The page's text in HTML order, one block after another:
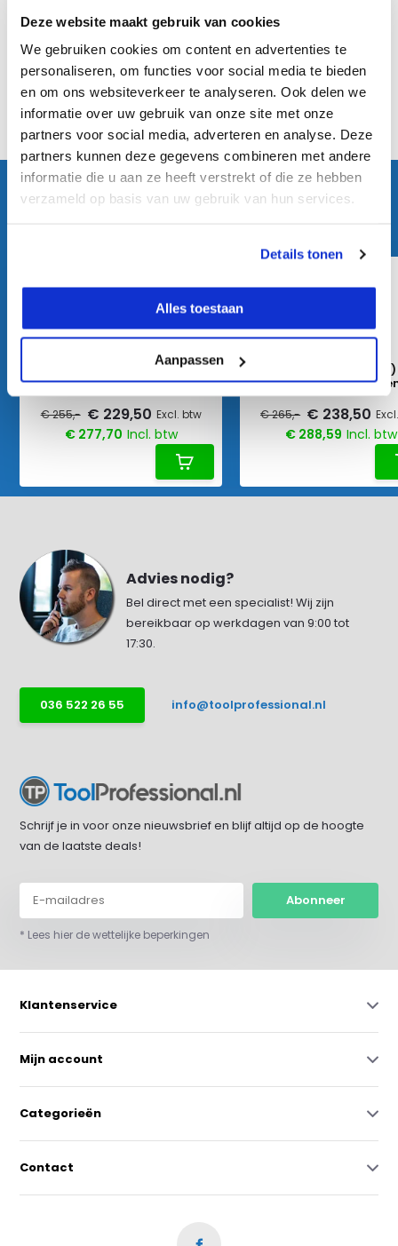
Deze website maakt gebruik van cookies
We gebruiken cookies om content en advertenties te
personaliseren, om functies voor social media te bieden
en om ons websiteverkeer te analyseren. Ook delen we
informatie over uw gebruik van onze site met onze
partners voor social media, adverteren en analyse. Deze
partners kunnen deze gegevens combineren met andere
informatie die u aan ze heeft verstrekt of die ze hebben
verzameld op basis van uw gebruik van hun services.
Details tonen
Alles toestaan
Aanpassen
Specificaties
Reviews
Delen
KIJK OOK HIER EENS NAAR
Leica NA320 (20x)
Waterpasinstrument
€ 255,- € 229,50 Excl. btw
€ 277,70 Incl. btw
Leica NA324 (24x)
€ 265,- € 238,50
€ 288,59 Incl. btw
Advies nodig?
Bel direct met een specialist! Wij zijn
bereikbaar op werkdagen van 9:00 tot
17:30.
036 522 26 55 info@toolprofessional.nl
Schrijf je in voor onze nieuwsbrief en blijf altijd op de hoogte
van de laatste deals!
Abonneer
* Lees hier de wettelijke beperkingen
Klantenservice
Mijn account
Categorieën
Contact